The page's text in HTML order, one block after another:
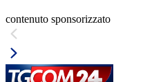
contenuto sponsorizzato